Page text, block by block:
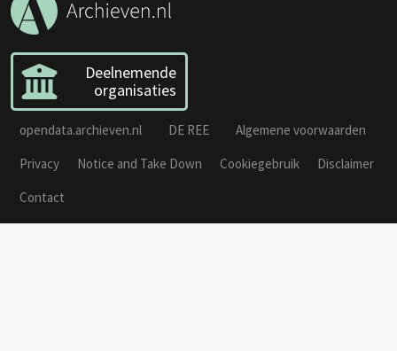
Deelnemende
organisaties
opendata.archieven.nl DE REE
Algemene voorwaarden
Privacy
Notice and Take Down Cookiegebruik
Disclaimer
Contact